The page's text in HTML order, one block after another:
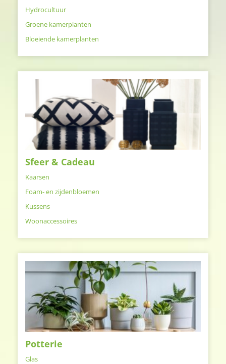
Hydrocultuur
Groene kamerplanten
Bloeiende kamerplanten
Sfeer & Cadeau
Kaarsen
Foam- en zijdenbloemen
Kussens
Woonaccessoires
Potterie
Glas